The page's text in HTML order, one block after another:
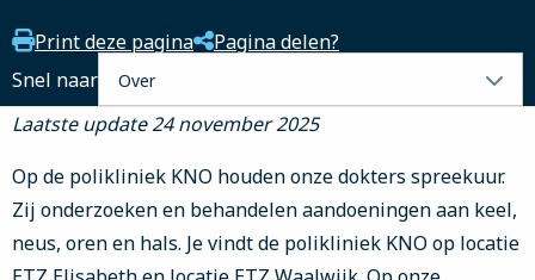
Print deze pagina
Pagina delen?
Snel naar
tabblad
Laatste update 24 november 2025
Op de polikliniek KNO houden onze dokters spreekuur.
Zij onderzoeken en behandelen aandoeningen aan keel,
neus, oren en hals. Je vindt de polikliniek KNO op locatie